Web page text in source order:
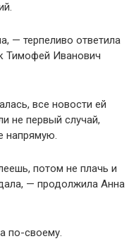
— терпеливо ответила
Тимофей Иванович
все новости ей
не первый случай,
напрямую.
потом не плачь и
— продолжила Анна
по-своему.